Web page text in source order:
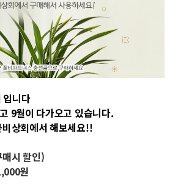
입니다
9월이 다가오고 있습니다.
상회에서 해보세요!!
시 할인)
원